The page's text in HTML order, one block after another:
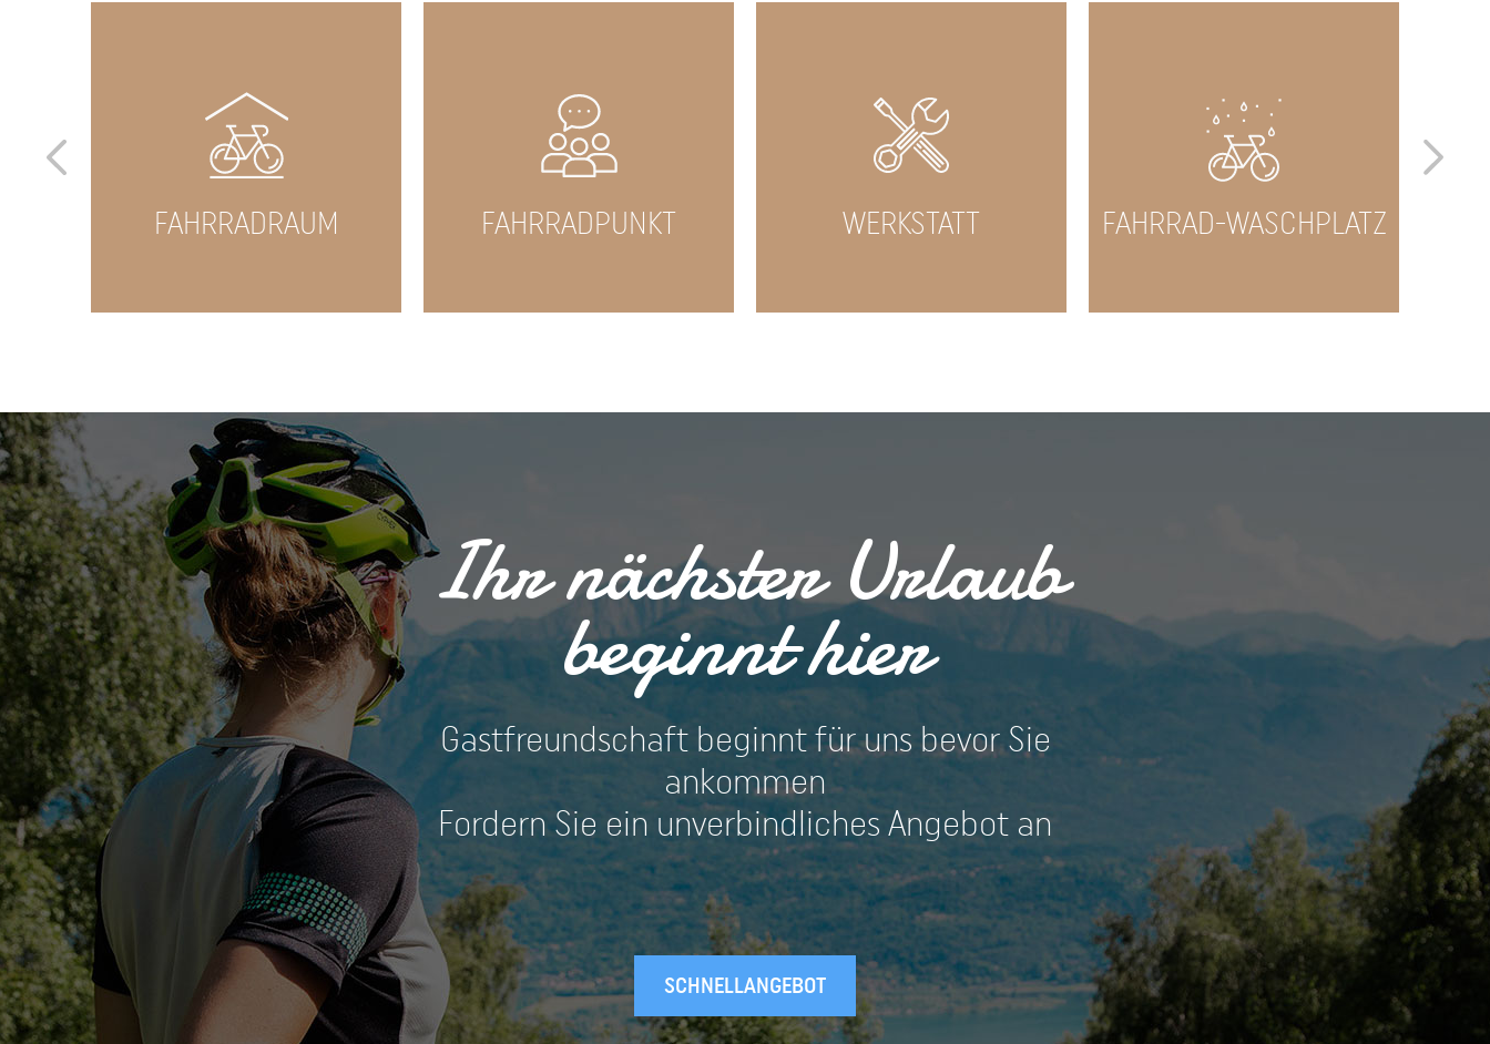
FAHRRADRAUM FAHRRADPUNKT WERKSTATT FAHRRAD-WASCHPLATZ
Ihr nächster Urlaub
beginnt hier
Gastfreundschaft beginnt für uns bevor Sie
ankommen
Fordern Sie ein unverbindliches Angebot an
SCHNELLANGEBOT